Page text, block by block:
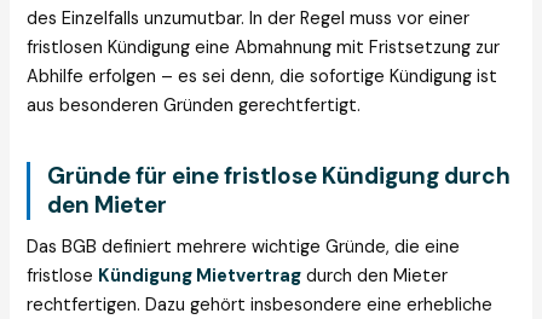
des Einzelfalls unzumutbar. In der Regel muss vor einer
fristlosen Kündigung eine Abmahnung mit Fristsetzung zur
Abhilfe erfolgen – es sei denn, die sofortige Kündigung ist
aus besonderen Gründen gerechtfertigt.
Gründe für eine fristlose Kündigung durch
den Mieter
Das BGB definiert mehrere wichtige Gründe, die eine
fristlose Kündigung Mietvertrag durch den Mieter
rechtfertigen. Dazu gehört insbesondere eine erhebliche